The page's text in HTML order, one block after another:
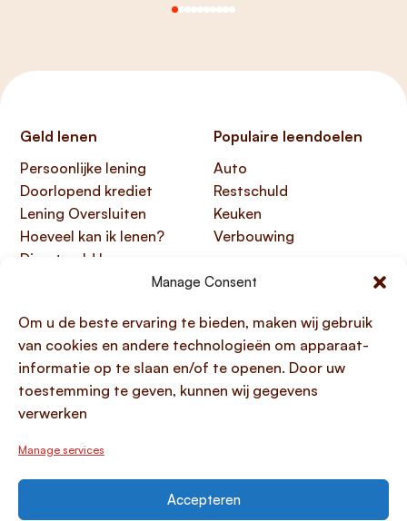
Manage Consent
Om u de beste ervaring te bieden, maken wij gebruik
van cookies en andere technologieën om apparaat-
informatie op te slaan en/of te openen. Door uw
toestemming te geven, kunnen wij gegevens
verwerken
Manage services
Accepteren
Geld lenen
Persoonlijke lening
Doorlopend krediet
Lening Oversluiten
Hoeveel kan ik lenen?
Direct geld lenen
Populaire leendoelen
Auto
Restschuld
Keuken
Verbouwing
Over ons
Klantenservice
Kennisbank
HTML sitemap
Toegankelijkheidsverklaring
Papendorpseweg 99,
3528 BJ Utrecht
KvK 76100200
AFM 12047091
© 1996 - 2026 Lening.com